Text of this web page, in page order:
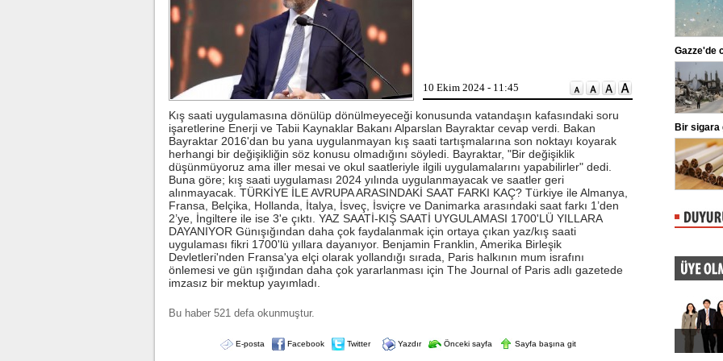
10 Ekim 2024 - 11:45
Kış saati uygulamasına dönülüp dönülmeyeceği konusunda vatandaşın kafasındaki soru
işaretlerine Enerji ve Tabii Kaynaklar Bakanı Alparslan Bayraktar cevap verdi. Bakan
Bayraktar 2016'dan bu yana uygulanmayan kış saati tartışmalarına son noktayı koyarak
herhangi bir değişikliğin söz konusu olmadığını söyledi. Bayraktar, "Bir değişiklik
düşünmüyoruz ama iller mesai ve okul saatleriyle ilgili uygulamalarını yapabilirler" dedi.
Buna göre; kış saati uygulaması 2024 yılında uygulanmayacak ve saatler geri
alınmayacak. TÜRKİYE İLE AVRUPA ARASINDAKİ SAAT FARKI KAÇ? Türkiye ile Almanya,
Fransa, Belçika, Hollanda, İtalya, İsveç, İsviçre ve Danimarka arasındaki saat farkı 1’den
2’ye, İngiltere ile ise 3'e çıktı. YAZ SAATİ-KIŞ SAATİ UYGULAMASI 1700'LÜ YILLARA
DAYANIYOR Günışığından daha çok faydalanmak için ortaya çıkan yaz/kış saati
uygulaması fikri 1700'lü yıllara dayanıyor. Benjamin Franklin, Amerika Birleşik
Devletleri'nden Fransa'ya elçi olarak yollandığı sırada, Paris halkının mum israfını
önlemesi ve gün ışığından daha çok yararlanması için The Journal of Paris adlı gazetede
imzasız bir mektup yayımladı.
Bu haber 521 defa okunmuştur.
E-posta Facebook Twitter Yazdır Önceki sayfa Sayfa başına git
markaları ifşalamaya devam ediyor.
...
Beşiktaş'ta şok sakatlık
Beşiktaş Kulübü, futbolculardan
Wilfred Ndidi'nin ayak bileğinde
ligaman yaralanması tespit edildiğini
duyurdu.
Kılıçdaroğlu'ndan esnafa ziyaret
CHP Genel Başkanı Kemal
Kılıçdaroğlu, Ankara Ulus'ta esnaf
ziyareti yaptı. Kılıçdaroğlu'na parti
yöneticileri eşlik etti.
Ekim 2023’ten bu yana düzenlediği
saldırılarda hayatını ...
Bir sigara grubuna daha zam geldi
Türkiye Tekel Bayileri Yardımlaşma
Derneği (TBYD) Başkanı Erol
Dündar, Captain Black sigara
grubuna ...